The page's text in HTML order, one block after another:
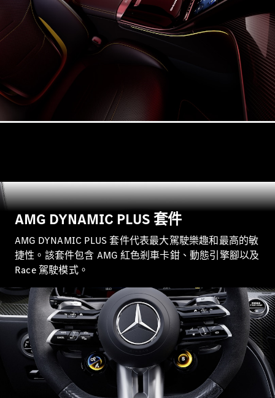
訂製夢想車
預約賞車
尋找賓士授
瞭解所有相
關車型
A-Class
Hatchback
B-Class
預約賞車
尋找賓士授
權經銷商
轎跑車 / 四門轎跑
AMG DYNAMIC PLUS 套件
AMG DYNAMIC PLUS 套件代表最大駕駛樂趣和最高的敏
捷性。該套件包含 AMG 紅色剎車卡鉗、動態引擎腳以及
Race 駕駛模式。